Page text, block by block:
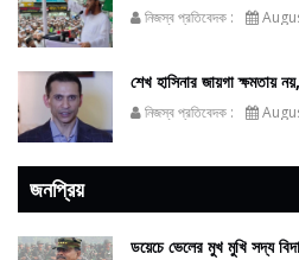
নিজস্ব প্রতিবেদক :
শেখ হাসিনার জায়গা ক্ষমতায়
নিজস্ব প্রতিবেদক :
জনপ্রিয়
ডয়েচে ভেলের মুখ মুখি সদ্য